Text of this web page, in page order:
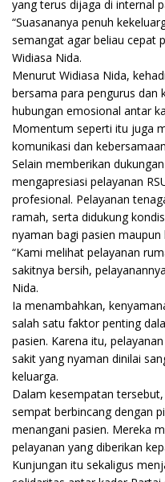
yang terus dijaga di internal
“Suasananya penuh
semangat agar beliau cepat
Widiasa Nida.
Menurut Widiasa Nida,
bersama para pengurus dan
hubungan emosional antar
Momentum seperti itu juga
komunikasi dan
Selain memberikan
mengapresiasi pelayanan
profesional. Pelayanan
ramah, serta didukung
nyaman bagi pasien maupun
“Kami melihat pelayanan
sakitnya bersih,
Nida.
Ia menambahkan,
salah satu faktor penting
pasien. Karena itu,
sakit yang nyaman dinilai
keluarga.
Dalam kesempatan
sempat berbincang dengan
menangani pasien. Mereka
pelayanan yang diberikan
Kunjungan itu sekaligus